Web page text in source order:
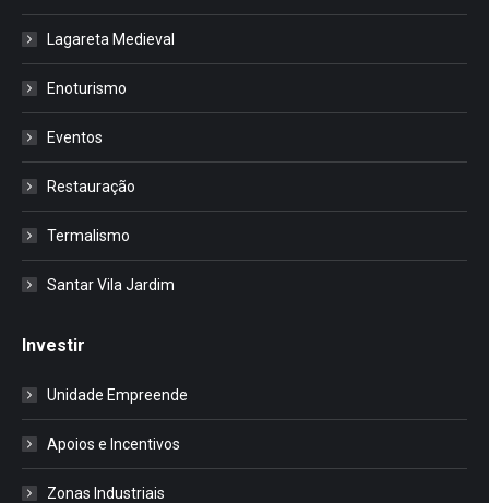
Lagareta Medieval
Enoturismo
Eventos
Restauração
Termalismo
Santar Vila Jardim
Investir
Unidade Empreende
Apoios e Incentivos
Zonas Industriais